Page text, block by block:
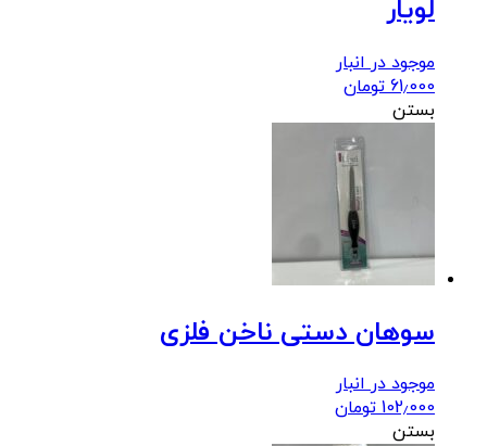
لویار
موجود در انبار
61٫000 تومان
بستن
سوهان دستی ناخن فلزی
موجود در انبار
102٫000 تومان
بستن